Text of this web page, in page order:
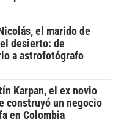
el marido de
desierto: de
a astrofotógrafo
Karpan, el ex novio
construyó un negocio
en Colombia